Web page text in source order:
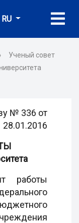
RU
›
Ученый совет
№ 336 от
28.01.2016
работы